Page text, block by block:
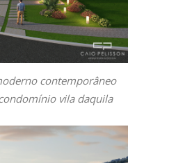
contemporâneo
vila daquila